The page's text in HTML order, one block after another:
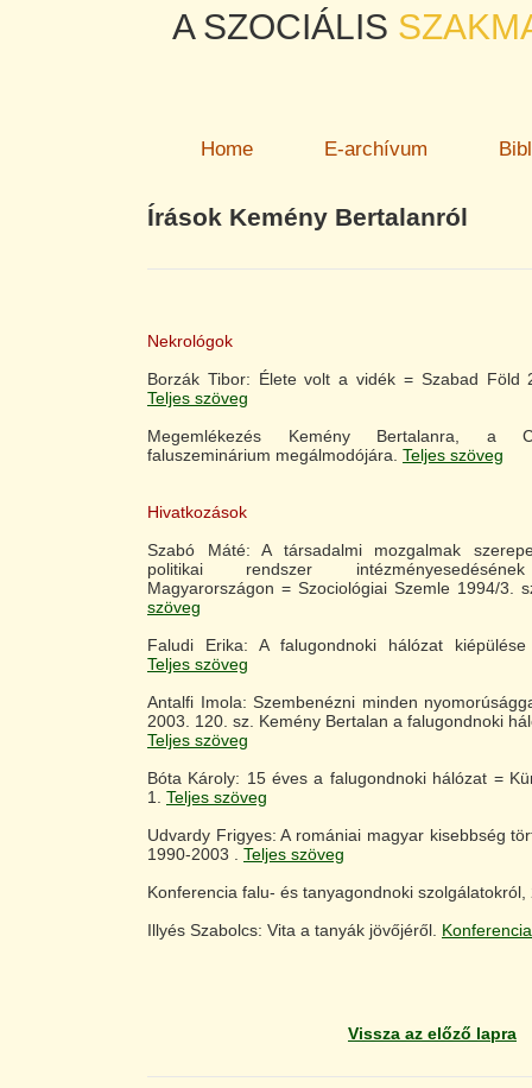
A SZOCIÁLIS
Home E-archívum
Írások Kemény Bertalanról
Nekrológok
Borzák Tibor: Élete volt a vidék = Szabad Föld
Teljes szöveg
Megemlékezés Kemény Bertalanra, a
faluszeminárium megálmodójára. Teljes szöveg
Hivatkozások
Szabó Máté: A társadalmi mozgalmak
politikai rendszer
Magyarországon = Szociológiai Szemle 1994/3.
szöveg
Faludi Erika: A falugondnoki hálózat kiépülése
Teljes szöveg
Antalfi Imola: Szembenézni minden
2003. 120. sz. Kemény Bertalan a falugondnoki
Teljes szöveg
Bóta Károly: 15 éves a falugondnoki hálózat =
1.
Teljes szöveg
Udvardy Frigyes: A romániai magyar kisebbség
1990-2003 . Teljes szöveg
Konferencia falu- és tanyagondnoki szolgálatokról,
Illyés Szabolcs: Vita a tanyák jövőjéről.
Vissza az előző lapra